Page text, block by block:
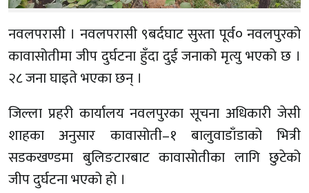
नवलपरासी । नवलपरासी ९बर्दघाट सुस्ता पूर्व० नवलपुरको
कावासोतीमा जीप दुर्घटना हुँदा दुई जनाको मृत्यु भएको छ ।
२८ जना घाइते भएका छन् ।
जिल्ला प्रहरी कार्यालय नवलपुरका सूचना अधिकारी जेसी
शाहका अनुसार कावासोती–१ बालुवाडाँडाको भित्री
सडकखण्डमा बुलिङटारबाट कावासोतीका लागि छुटेको
जीप दुर्घटना भएको हो ।